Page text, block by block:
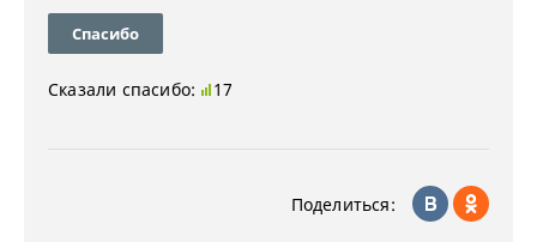
Спасибо
Сказали спасибо: 17
Поделиться: